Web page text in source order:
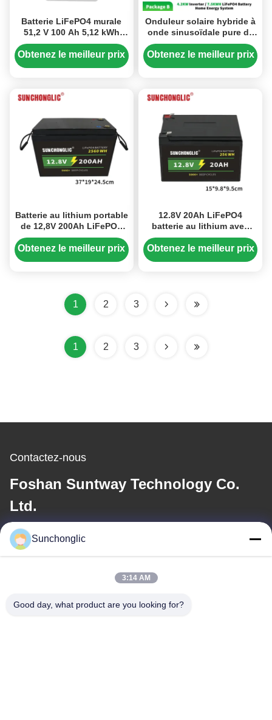
Batterie LiFePO4 murale
51,2 V 100 Ah 5,12 kWh
pour le stockage d'énergie
avec BMS intelligent
Obtenez le meilleur prix
Onduleur solaire hybride à
onde sinusoïdale pure de
4,2 kW avec système
d'énergie domestique à
Obtenez le meilleur prix
Batterie au lithium portable
de 12,8V 200Ah LiFePO4
avec charge rapide et
durée de vie plus longue
Obtenez le meilleur prix
12.8V 20Ah LiFePO4
batterie au lithium avec
protection contre la
surchauffe, léger et rapide
Obtenez le meilleur prix
1 2 3
1 2 3
Contactez-nous
Foshan Suntway Technology Co.
Ltd.
E-mail
Notre adresse
Sunchonglic
3:14 AM
Good day, what product are you looking for?